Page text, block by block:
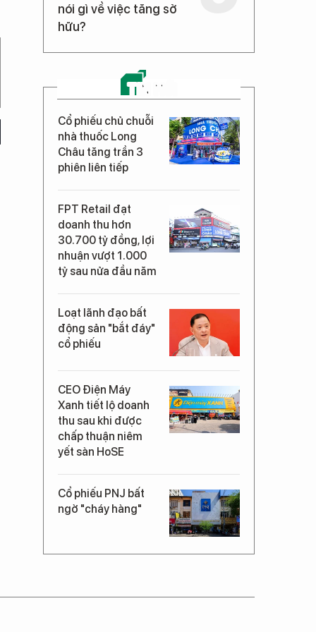
nói gì về việc tăng sở
hữu?
TIN MỚI
Cổ phiếu chủ chuỗi
nhà thuốc Long
Châu tăng trần 3
phiên liên tiếp
FPT Retail đạt
doanh thu hơn
30.700 tỷ đồng, lợi
nhuận vượt 1.000
tỷ sau nửa đầu năm
Loạt lãnh đạo bất
động sản "bắt đáy"
cổ phiếu
CEO Điện Máy
Xanh tiết lộ doanh
thu sau khi được
chấp thuận niêm
yết sàn HoSE
Cổ phiếu PNJ bất
ngờ "cháy hàng"